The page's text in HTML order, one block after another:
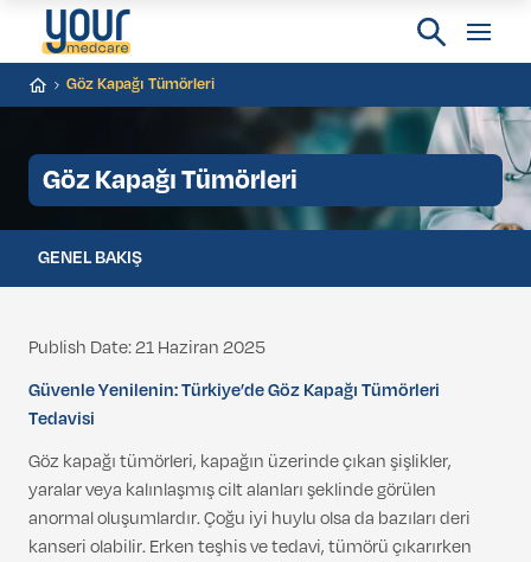
Göz Kapağı Tümörleri
Göz Kapağı Tümörleri
GENEL BAKIŞ
Publish Date: 21 Haziran 2025
Güvenle Yenilenin: Türkiye’de Göz Kapağı Tümörleri
Tedavisi
Göz kapağı tümörleri, kapağın üzerinde çıkan şişlikler,
yaralar veya kalınlaşmış cilt alanları şeklinde görülen
anormal oluşumlardır. Çoğu iyi huylu olsa da bazıları deri
kanseri olabilir. Erken teşhis ve tedavi, tümörü çıkarırken